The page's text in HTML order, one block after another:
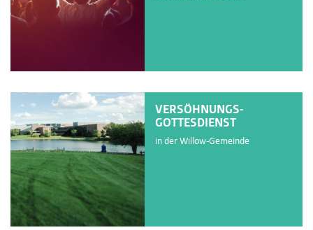
VERSÖHNUNGS-
GOTTESDIENST
in der Willow-Gemeinde